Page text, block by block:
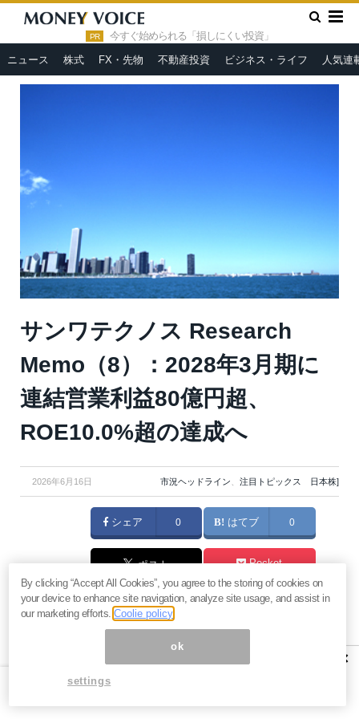
PR 今すぐ始められる「損しにくい投資」
ニュース 株式 FX・先物 不動産投資 ビジネス・ライフ 人気連
HOME » 市況ヘッドライン
Memo（8）：2028年3月期に連結営業利益80億円超、ROE10.0%超
サンワテクノス Research
Memo（8）：2028年3月期に
連結営業利益80億円超、
ROE10.0%超の達成へ
2026年6月16日 市況ヘッドライン、 注目トピックス 日本株]
シェア 0 はてブ 0
ポスト Pocket
マネーボイス 必読の記事
急騰後に急落「パワーエックス」株は買いか？蓄電池銘柄の
過去最高益「サンリオ」は買いか？決算で見えた“強い事
業”と“脆い統治”の同居
村田製作所なぜ株価3.8倍急騰？AIデータセンター需要の期待
×
By clicking “Accept All Cookies”, you agree to the storing of cookies on
your device to enhance site navigation, analyze site usage, and assist in
our marketing efforts.Coolie policy
ok
settings